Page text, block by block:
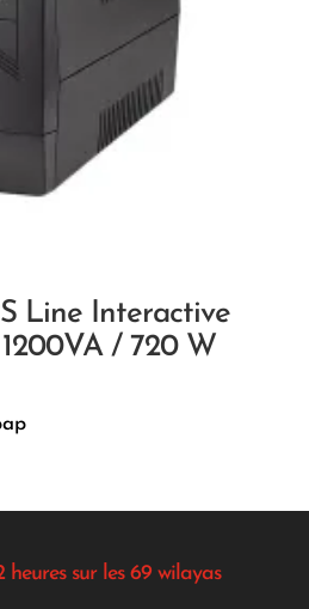
Line Interactive
/ 720 W
sur les 69 wilayas